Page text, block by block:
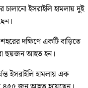
ইসরাইলি হামলায় দুই
দক্ষিণে একটি বাড়িতে
ছয়জন আহত হন।
ইসরাইলি হামলায় এক